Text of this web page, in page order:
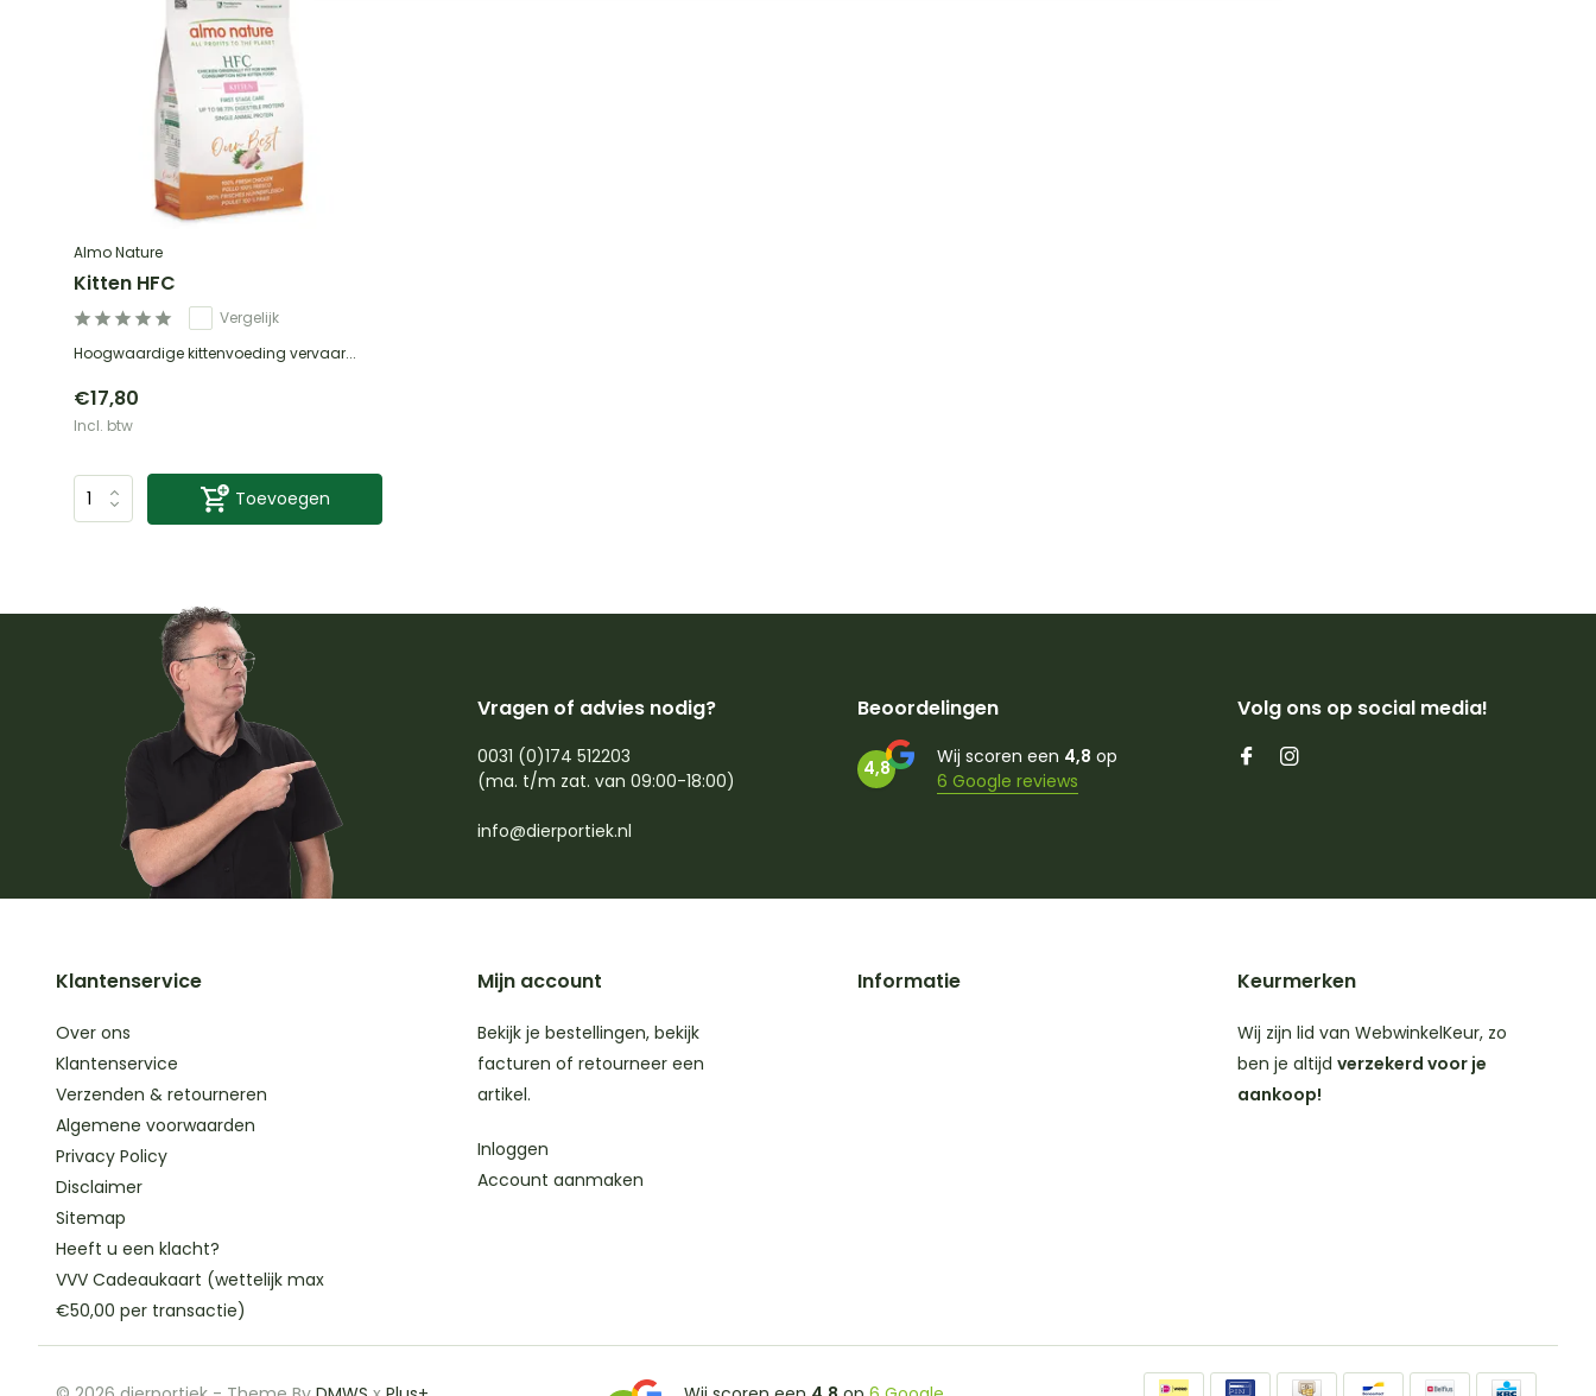
Almo Nature
Kitten HFC
Vergelijk
Hoogwaardige kittenvoeding vervaar...
€17,80
Incl. btw
Toevoegen
Vragen of advies nodig?
0031 (0)174 512203
(ma. t/m zat. van 09:00-18:00)
info@dierportiek.nl
Beoordelingen
4,8
Wij scoren een 4,8 op
6 Google reviews
Volg ons op social media!
Klantenservice
Over ons
Klantenservice
Verzenden & retourneren
Algemene voorwaarden
Privacy Policy
Disclaimer
Sitemap
Heeft u een klacht?
VVV Cadeaukaart (wettelijk max
€50,00 per transactie)
Mijn account
Bekijk je bestellingen, bekijk
facturen of retourneer een
artikel.
Inloggen
Account aanmaken
Informatie Keurmerken
Wij zijn lid van WebwinkelKeur, zo
ben je altijd verzekerd voor je
aankoop!